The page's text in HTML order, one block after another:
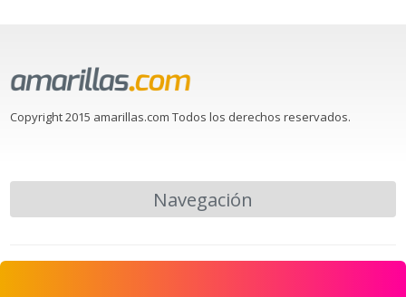
Copyright 2015 amarillas.com Todos los derechos reservados.
Navegación